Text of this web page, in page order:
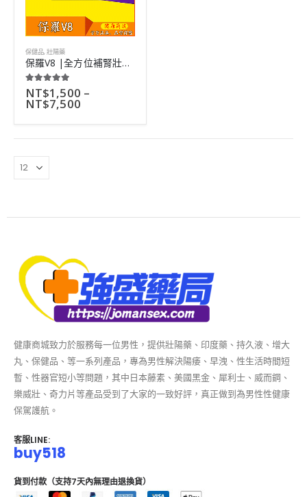
保健品,壯陽藥
保羅V8 |全方位補腎壯陽|主動勃起|中草藥成分|一盒3瓶
5.00 out of 5
NT$1,500 –
NT$7,500
健康商城致力於服務每一位男性，提供壯陽藥、印度藥、持久液、增大
丸、保健品、等一系列產品，專為男性解決陽痿、早洩、性生活時間短
暫、性器官短小等問題，其中日本藤素、美國黑金、犀利士、威而鋼、
樂威壯、奇力片等產品受到了大家的一致好評，真正做到為男性性健康
保駕護航。
客服LINE:
buy518
貨到付款（支持7天內無理由退換貨）